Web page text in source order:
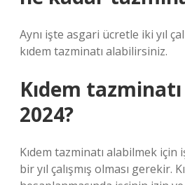
Aynı işte asgari ücretle iki yıl
kıdem tazminatı alabilirsiniz.
Kıdem tazminatı
2024?
Kıdem tazminatı alabilmek için
bir yıl çalışmış olması gerekir.